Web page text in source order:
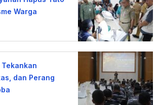
Warga
dan Perang